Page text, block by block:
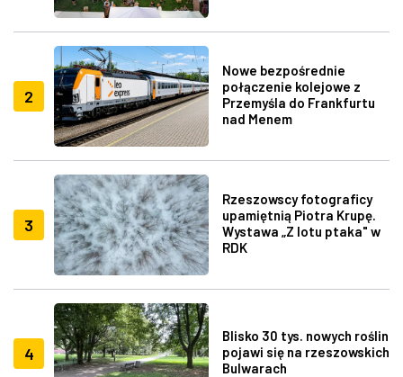
2
Nowe bezpośrednie
połączenie kolejowe z
Przemyśla do Frankfurtu
nad Menem
3
Rzeszowscy fotograficy
upamiętnią Piotra Krupę.
Wystawa „Z lotu ptaka" w
RDK
4
Blisko 30 tys. nowych roślin
pojawi się na rzeszowskich
Bulwarach